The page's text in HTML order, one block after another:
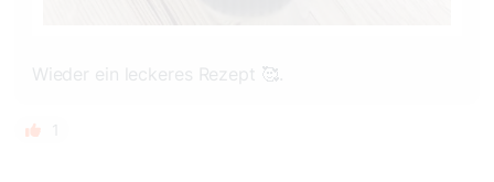
Wieder ein leckeres Rezept 🥰.
1